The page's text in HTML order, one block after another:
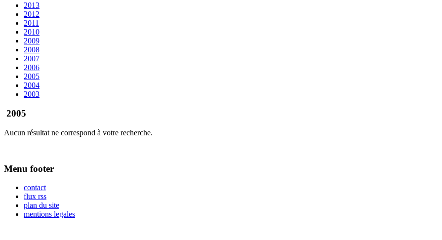
2013
2012
2011
2010
2009
2008
2007
2006
2005
2004
2003
2005
Aucun résultat ne correspond à votre recherche.
Menu footer
contact
flux rss
plan du site
mentions legales